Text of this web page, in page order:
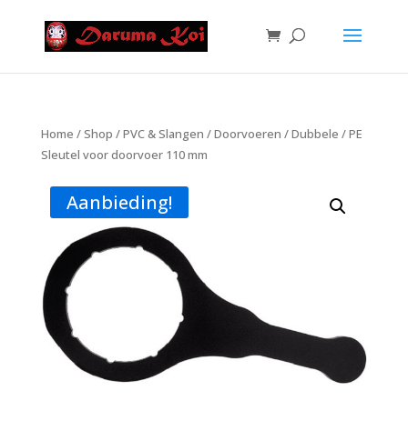
Home /Shop /PVC & Slangen /Doorvoeren /Dubbele / PE
Sleutel voor doorvoer 110 mm
Aanbieding!